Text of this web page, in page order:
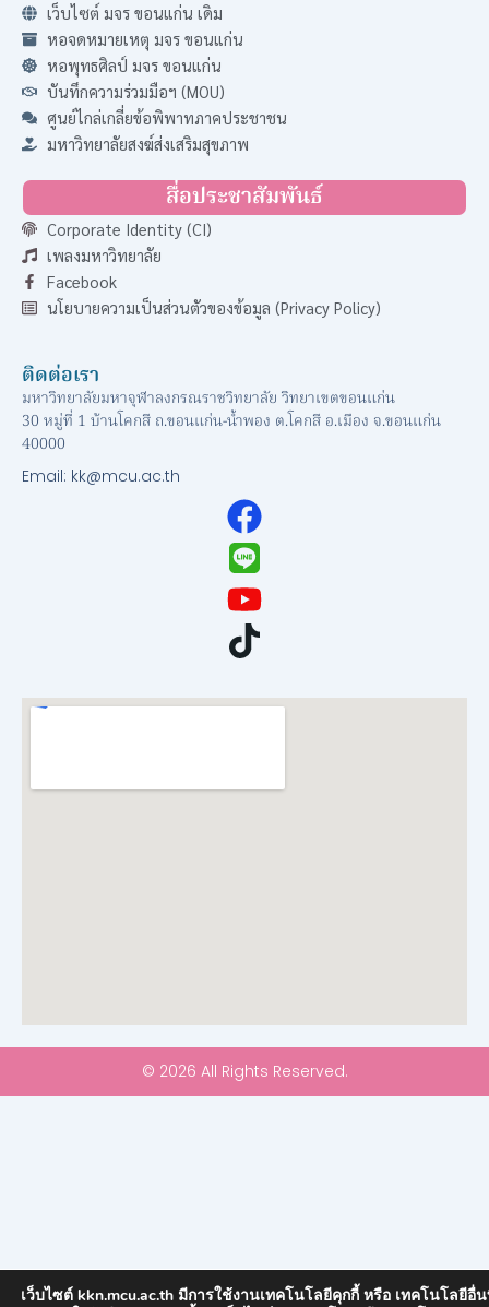
เว็บไซต์ มจร ขอนแก่น เดิม
หอจดหมายเหตุ มจร ขอนแก่น
หอพุทธศิลป์ มจร ขอนแก่น
บันทึกความร่วมมือฯ (MOU)
ศูนย์ไกล่เกลี่ยข้อพิพาทภาคประชาชน
มหาวิทยาลัยสงฆ์ส่งเสริมสุขภาพ
สื่อประชาสัมพันธ์
Corporate Identity (CI)
เพลงมหาวิทยาลัย
Facebook
นโยบายความเป็นส่วนตัวของข้อมูล (Privacy Policy)
ติดต่อเรา
มหาวิทยาลัยมหาจุฬาลงกรณราชวิทยาลัย วิทยาเขตขอนแก่น
30 หมู่ที่ 1 บ้านโคกสี ถ.ขอนแก่น-น้ำพอง ต.โคกสี อ.เมือง จ.ขอนแก่น
40000
Email: kk@mcu.ac.th
© 2026 All Rights Reserved.
เว็บไซต์ kkn.mcu.ac.th มีการใช้งานเทคโนโลยีคุกกี้ หรือ เทคโนโลยีอื่